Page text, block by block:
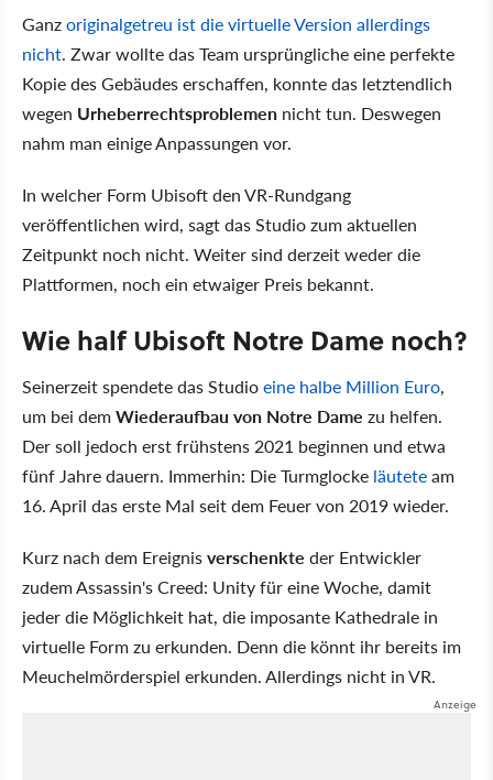
Ganzoriginalgetreu ist die virtuelle Version allerdings
nicht. Zwar wollte das Team ursprüngliche eine perfekte
Kopie des Gebäudes erschaffen, konnte das letztendlich
wegen Urheberrechtsproblemen nicht tun. Deswegen
nahm man einige Anpassungen vor.
In welcher Form Ubisoft den VR-Rundgang
veröffentlichen wird, sagt das Studio zum aktuellen
Zeitpunkt noch nicht. Weiter sind derzeit weder die
Plattformen, noch ein etwaiger Preis bekannt.
Wie half Ubisoft Notre Dame noch?
Seinerzeit spendete das Studioeine halbe Million Euro,
um bei demWiederaufbau von Notre Dame zu helfen.
Der soll jedoch erst frühstens 2021 beginnen und etwa
fünf Jahre dauern. Immerhin: Die Turmglocke läuteteam
16. April das erste Mal seit dem Feuer von 2019 wieder.
Kurz nach dem Ereignisverschenkte der Entwickler
zudem Assassin's Creed: Unity für eine Woche, damit
jeder die Möglichkeit hat, die imposante Kathedrale in
virtuelle Form zu erkunden. Denn die könnt ihr bereits im
Meuchelmörderspiel erkunden. Allerdings nicht in VR.